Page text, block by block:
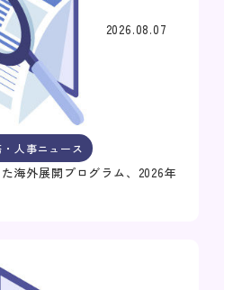
2026.08.07
・人事ニュース
海外展開プログラム、2026年